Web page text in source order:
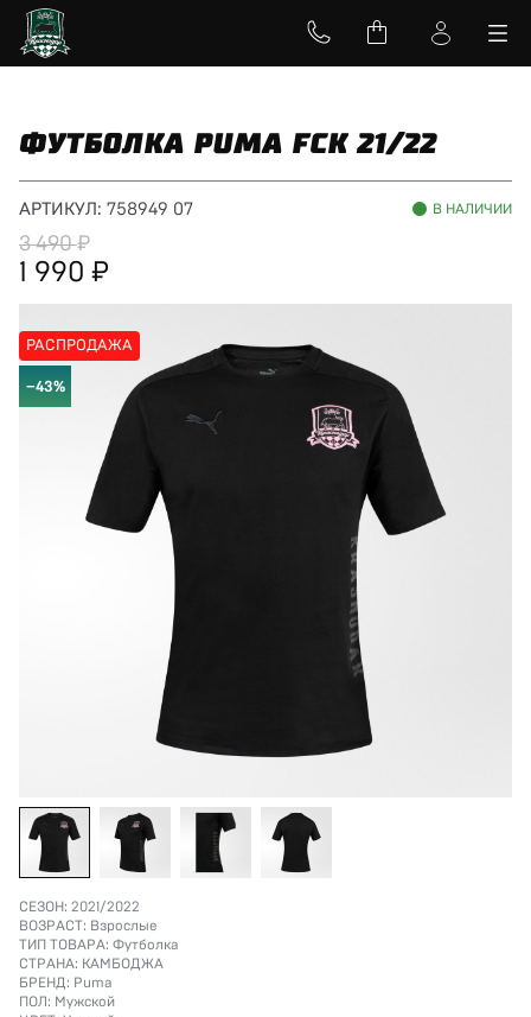
ФУТБОЛКА PUMA FCK 21/22
АРТИКУЛ: 758949 07 В НАЛИЧИИ
3 490
1 990
РАСПРОДАЖА
−43%
СЕЗОН: 2021/2022
ВОЗРАСТ: Взрослые
ТИП ТОВАРА: Футболка
СТРАНА: КАМБОДЖА
БРЕНД: Puma
ПОЛ: Мужской